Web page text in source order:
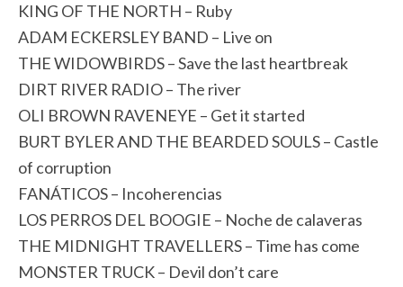
KING OF THE NORTH – Ruby
ADAM ECKERSLEY BAND – Live on
THE WIDOWBIRDS – Save the last heartbreak
DIRT RIVER RADIO – The river
OLI BROWN RAVENEYE – Get it started
BURT BYLER AND THE BEARDED SOULS – Castle
of corruption
FANÁTICOS – Incoherencias
LOS PERROS DEL BOOGIE – Noche de calaveras
THE MIDNIGHT TRAVELLERS – Time has come
MONSTER TRUCK – Devil don’t care